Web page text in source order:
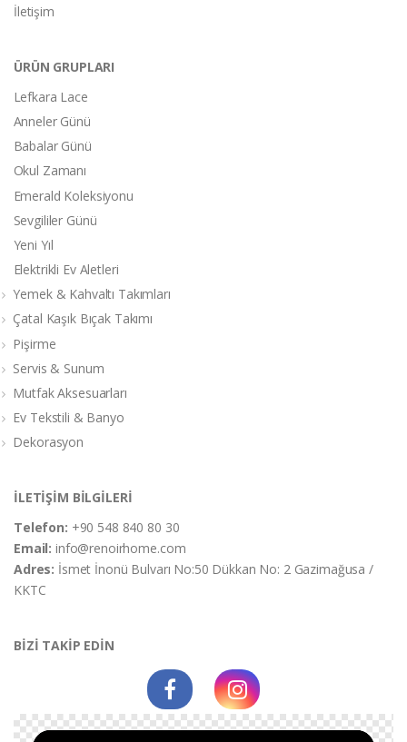
İletişim
ÜRÜN GRUPLARI
Lefkara Lace
Anneler Günü
Babalar Günü
Okul Zamanı
Emerald Koleksiyonu
Sevgililer Günü
Yeni Yıl
Elektrikli Ev Aletleri
Yemek & Kahvaltı Takımları
Çatal Kaşık Bıçak Takımı
Pişirme
Servis & Sunum
Mutfak Aksesuarları
Ev Tekstili & Banyo
Dekorasyon
İLETİŞİM BİLGİLERİ
Telefon: +90 548 840 80 30
Email:info@renoirhome.com
Adres: İsmet İnonü Bulvarı No:50 Dükkan No: 2 Gazimağusa /
KKTC
BİZİ TAKİP EDİN